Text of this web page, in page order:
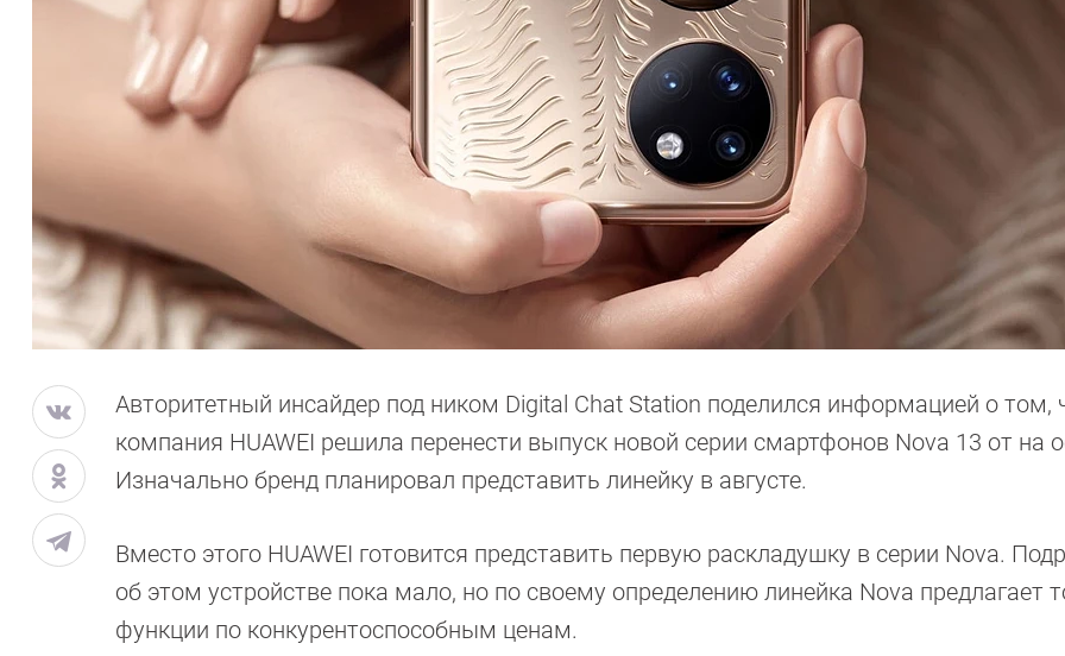
Авторитетный инсайдер под ником Digital Chat Station поделился информацией о том,
компания HUAWEI решила перенести выпуск новой серии смартфонов Nova 13 от на
Изначально бренд планировал представить линейку в августе.
Вместо этого HUAWEI готовится представить первую раскладушку в серии Nova.
об этом устройстве пока мало, но по своему определению линейка Nova предлагает
функции по конкурентоспособным ценам.